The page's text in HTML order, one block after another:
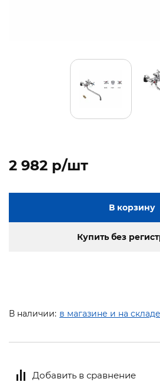
2 982 p/шт
В корзину
Купить без
В наличии: в магазине и на складе
Добавить в сравнение